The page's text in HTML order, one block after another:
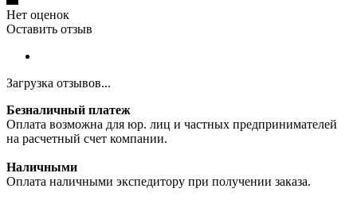
Нет оценок
Оставить отзыв
Загрузка отзывов...
Безналичный платеж
Оплата возможна для юр. лиц и частных предпринимателей
на расчетный счет компании.
Наличными
Оплата наличными экспедитору при получении заказа.